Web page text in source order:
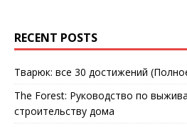
RECENT POSTS
Тварюк: все 30 достижений
The Forest: Руководство по
строительству дома